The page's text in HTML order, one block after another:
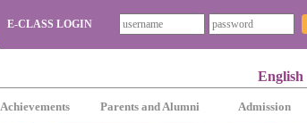
E-CLASS LOGIN
English
Achievements Parents and Alumni Admission